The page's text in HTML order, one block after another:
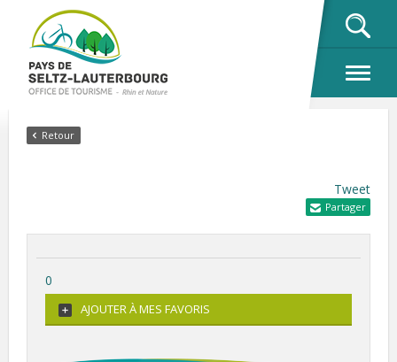
Retour
Tweet
Partager
0
AJOUTER À MES FAVORIS